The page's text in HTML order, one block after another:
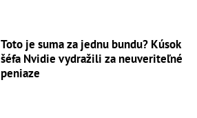
Toto je suma za jednu bundu? Kúsok
šéfa Nvidie vydražili za neuveriteľné
peniaze